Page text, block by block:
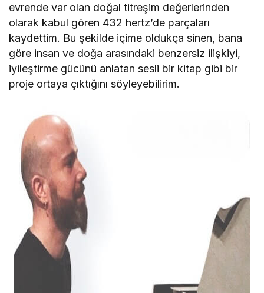
evrende var olan doğal titreşim değerlerinden
olarak kabul gören 432 hertz’de parçaları
kaydettim. Bu şekilde içime oldukça sinen, bana
göre insan ve doğa arasındaki benzersiz ilişkiyi,
iyileştirme gücünü anlatan sesli bir kitap gibi bir
proje ortaya çıktığını söyleyebilirim.